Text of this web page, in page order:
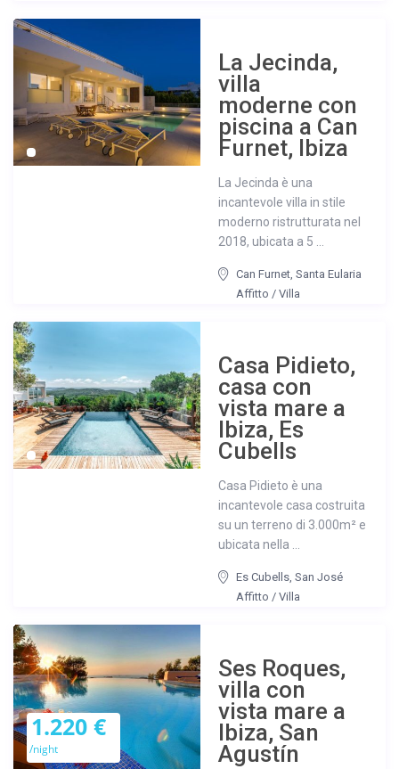
La Jecinda,
villa
moderne con
piscina a Can
Furnet, Ibiza
La Jecinda è una
incantevole villa in stile
moderno ristrutturata nel
2018, ubicata a 5 ...
Can Furnet,Santa Eularia
Affitto /Villa
Casa Pidieto,
casa con
vista mare a
Ibiza, Es
Cubells
Casa Pidieto è una
incantevole casa costruita
su un terreno di 3.000m² e
ubicata nella ...
Es Cubells,San José
Affitto /Villa
1.220 €
/night
Ses Roques,
villa con
vista mare a
Ibiza, San
Agustín